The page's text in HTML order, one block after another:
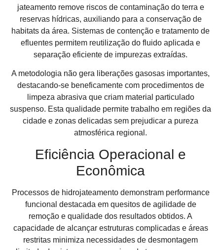
jateamento remove riscos de contaminação do terra e
reservas hídricas, auxiliando para a conservação de
habitats da área. Sistemas de contenção e tratamento de
efluentes permitem reutilização do fluido aplicada e
separação eficiente de impurezas extraídas.
A metodologia não gera liberações gasosas importantes,
destacando-se beneficamente com procedimentos de
limpeza abrasiva que criam material particulado
suspenso. Esta qualidade permite trabalho em regiões da
cidade e zonas delicadas sem prejudicar a pureza
atmosférica regional.
Eficiência Operacional e
Econômica
Processos de hidrojateamento demonstram performance
funcional destacada em quesitos de agilidade de
remoção e qualidade dos resultados obtidos. A
capacidade de alcançar estruturas complicadas e áreas
restritas minimiza necessidades de desmontagem